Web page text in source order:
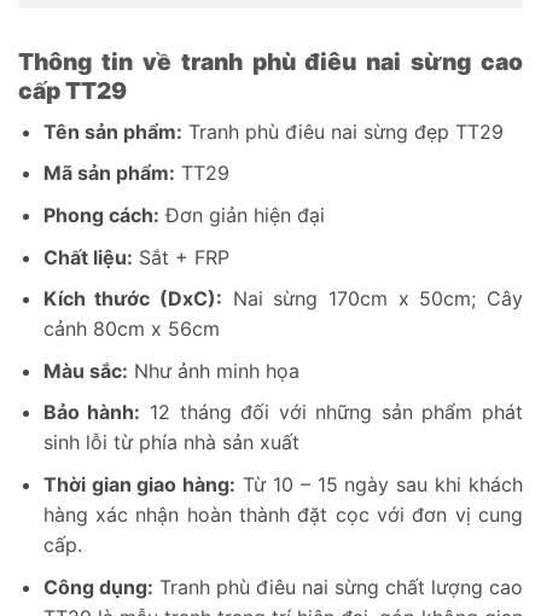
Thông tin về tranh phù điêu nai sừng cao
cấp TT29
Tên sản phẩm: Tranh phù điêu nai sừng đẹp TT29
Mã sản phẩm: TT29
Phong cách: Đơn giản hiện đại
Chất liệu: Sắt + FRP
Kích thước (DxC): Nai sừng 170cm x 50cm; Cây
cảnh 80cm x 56cm
Màu sắc: Như ảnh minh họa
Bảo hành: 12 tháng đối với những sản phẩm phát
sinh lỗi từ phía nhà sản xuất
Thời gian giao hàng: Từ 10 – 15 ngày sau khi khách
hàng xác nhận hoàn thành đặt cọc với đơn vị cung
cấp.
Công dụng: Tranh phù điêu nai sừng chất lượng cao